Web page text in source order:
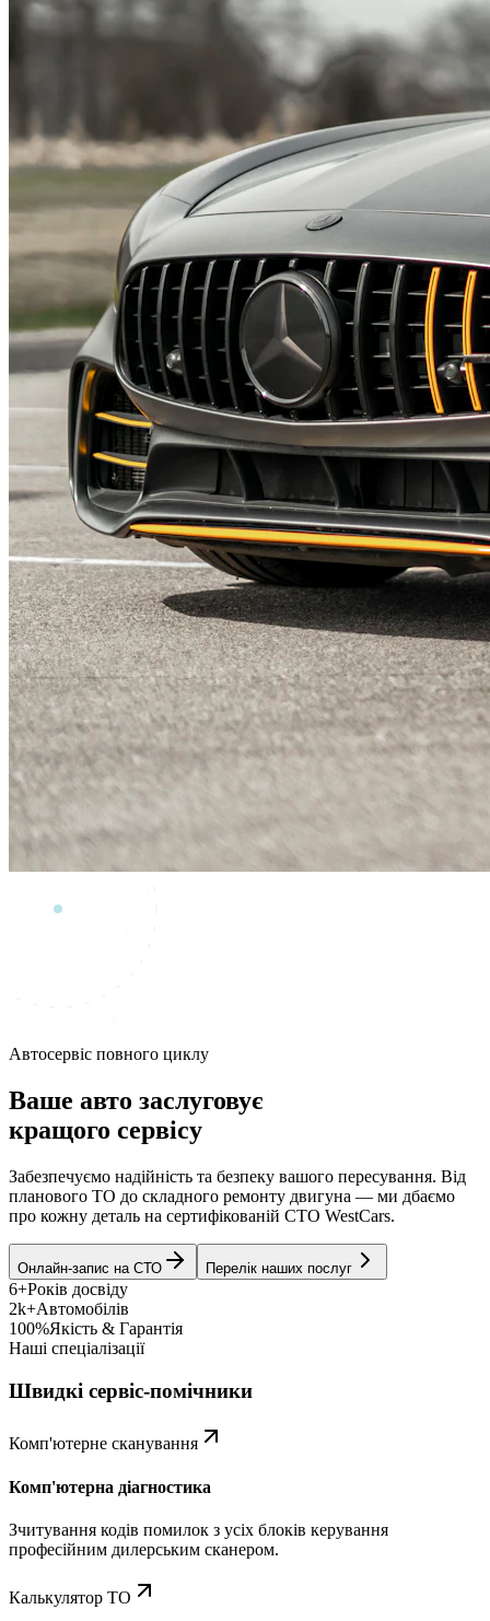
Автосервіс повного циклу
Ваше авто заслуговує
кращого сервісу
Забезпечуємо надійність та безпеку вашого пересування. Від
планового ТО до складного ремонту двигуна — ми дбаємо
про кожну деталь на сертифікованій СТО WestCars.
Онлайн-запис на СТО Перелік наших послуг
6+Років досвіду
2k+Автомобілів
100%Якість & Гарантія
Наші спеціалізації
Швидкі сервіс-помічники
Комп'ютерне сканування
Комп'ютерна діагностика
Зчитування кодів помилок з усіх блоків керування
професійним дилерським сканером.
Калькулятор ТО